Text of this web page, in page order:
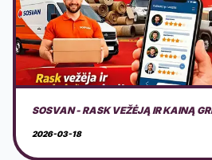
LAZERINIS VALYMAS
2026-02-19